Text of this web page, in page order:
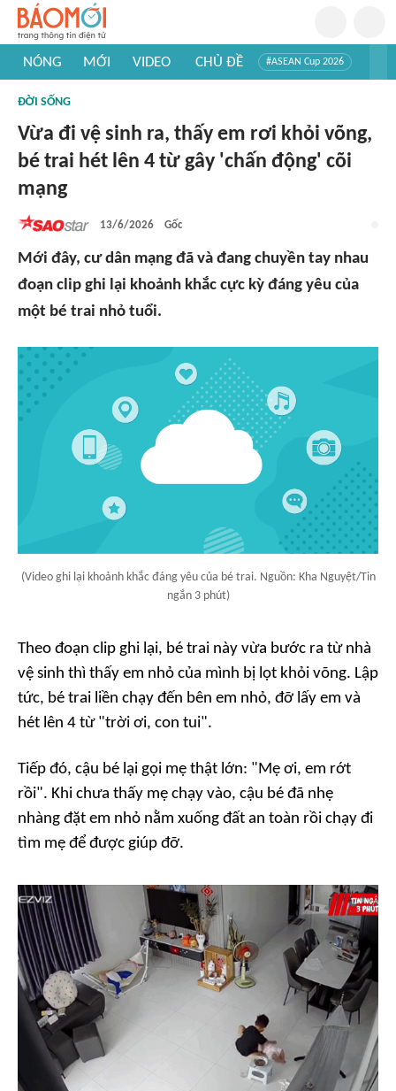
NÓNG MỚI VIDEO CHỦ ĐỀ #ASEAN Cup 2026
#Khám phá thế giới
ĐỜI SỐNG
Vừa đi vệ sinh ra, thấy em rơi khỏi võng,
bé trai hét lên 4 từ gây 'chấn động' cõi
mạng
13/6/2026 Gốc
Mới đây, cư dân mạng đã và đang chuyền tay nhau
đoạn clip ghi lại khoảnh khắc cực kỳ đáng yêu của
một bé trai nhỏ tuổi.
(Video ghi lại khoảnh khắc đáng yêu của bé trai. Nguồn: Kha Nguyệt/Tin
ngắn 3 phút)
Theo đoạn clip ghi lại, bé trai này vừa bước ra từ nhà
vệ sinh thì thấy em nhỏ của mình bị lọt khỏi võng. Lập
tức, bé trai liền chạy đến bên em nhỏ, đỡ lấy em và
hét lên 4 từ "trời ơi, con tui".
Tiếp đó, cậu bé lại gọi mẹ thật lớn: "Mẹ ơi, em rớt
rồi". Khi chưa thấy mẹ chạy vào, cậu bé đã nhẹ
nhàng đặt em nhỏ nằm xuống đất an toàn rồi chạy đi
tìm mẹ để được giúp đỡ.